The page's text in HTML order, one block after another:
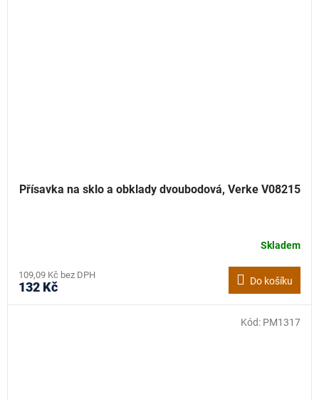
Přísavka na sklo a obklady dvoubodová, Verke V08215
Skladem
109,09 Kč bez DPH
132 Kč Do košíku
Kód: PM1317